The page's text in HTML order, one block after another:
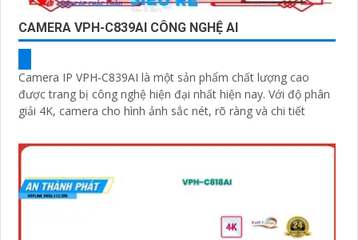
CAMERA VPH-C839AI CÔNG NGHỆ AI
Camera IP VPH-C839AI là một sản phẩm chất lượng cao
được trang bị công nghệ hiện đại nhất hiện nay. Với độ phân
giải 4K, camera cho hình ảnh sắc nét, rõ ràng và chi tiết